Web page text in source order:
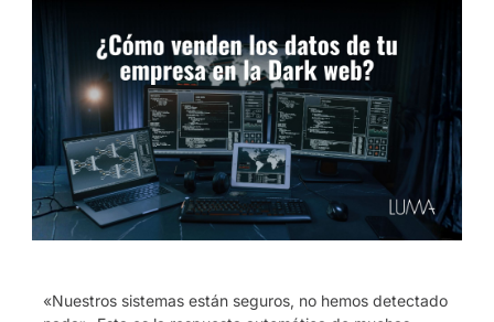
«Nuestros sistemas están seguros, no hemos detectado